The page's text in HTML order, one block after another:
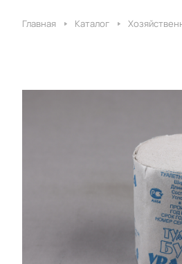
Главная Каталог